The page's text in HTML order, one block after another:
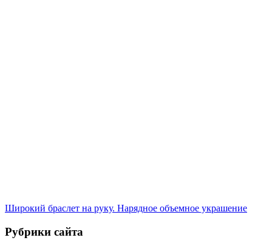
Широкий браслет на руку. Нарядное объемное украшение
Рубрики сайта